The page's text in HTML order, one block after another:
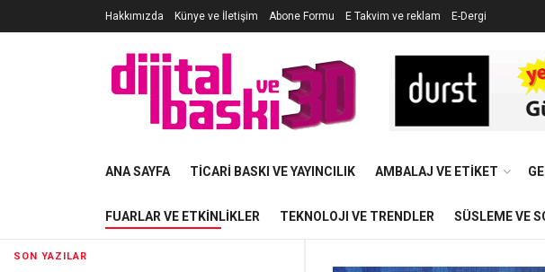
SON YAZILAR
Hakkımızda Künye ve İletişim Abone Formu E Takvim ve reklam E-Dergi
ANA SAYFA TICARI BASKI VE YAYINCILIK AMBALAJ VE ETIKET
FUARLAR VE ETKINLIKLER TEKNOLOJI VE TRENDLER SÜSLEME VE